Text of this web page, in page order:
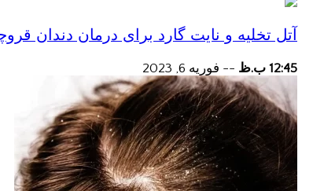
آتل تخلیه و نایت گارد برای درمان دندان
12:45 ب.ظ -- فوریه 6, 2023